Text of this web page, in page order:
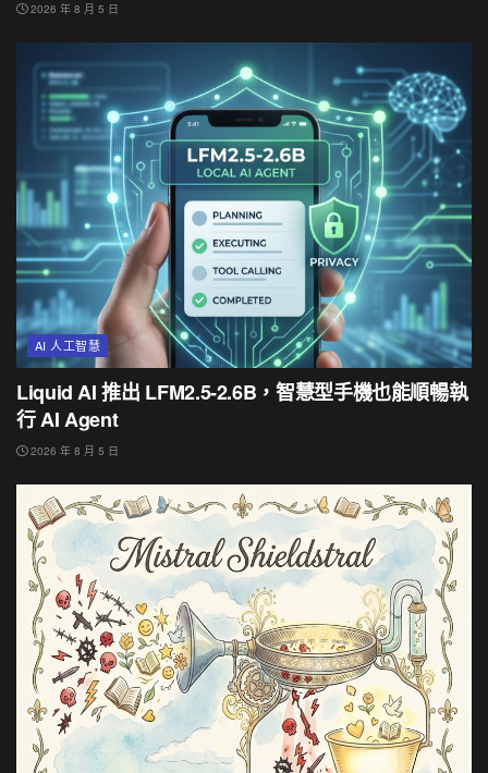
2026 年 8 月 5 日
AI 人工智慧
Liquid AI 推出 LFM2.5-2.6B，智慧型手機也能順暢執
行 AI Agent
2026 年 8 月 5 日